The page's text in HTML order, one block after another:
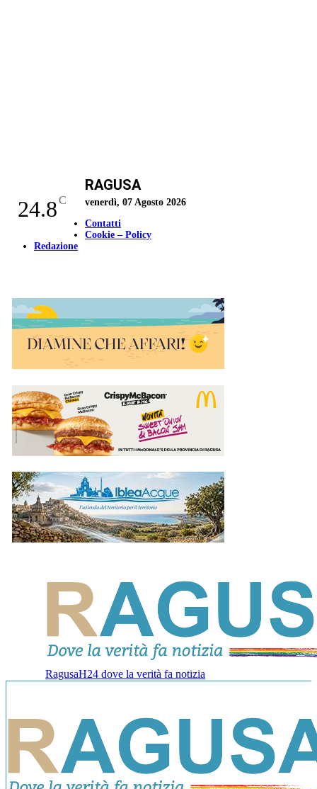
24.8C
RAGUSA
venerdì, 07 Agosto 2026
Contatti
Cookie – Policy
Redazione
RagusaH24 dove la verità fa notizia